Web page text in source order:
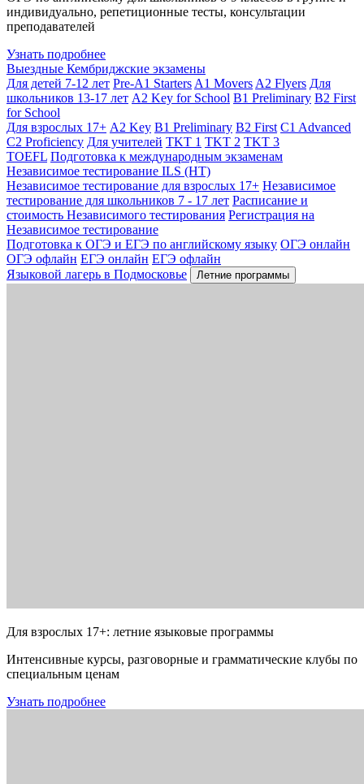
индивидуально, репетиционные тесты, консультации
преподавателей
Узнать подробнее
Выездные Кембриджские экзамены
Для детей 7-12 лет Pre-A1 Starters A1 Movers A2 Flyers Для
школьников 13-17 лет A2 Key for School B1 Preliminary B2 First
for School
Для взрослых 17+ A2 Key B1 Preliminary B2 First C1 Advanced
C2 Proficiency Для учителей TKT 1 TKT 2 TKT 3
TOEFL Подготовка к международным экзаменам
Независимое тестирование ILS (НТ)
Независимое тестирование для взрослых 17+ Независимое
тестирование для школьников 7 - 17 лет Расписание и
стоимость Независимого тестирования Регистрация на
Независимое тестирование
Подготовка к ОГЭ и ЕГЭ по английскому языку ОГЭ онлайн
ОГЭ офлайн ЕГЭ онлайн ЕГЭ офлайн
Языковой лагерь в Подмосковье
Летние программы
Для взрослых 17+: летние языковые программы
Интенсивные курсы, разговорные и грамматические клубы по
специальным ценам
Узнать подробнее